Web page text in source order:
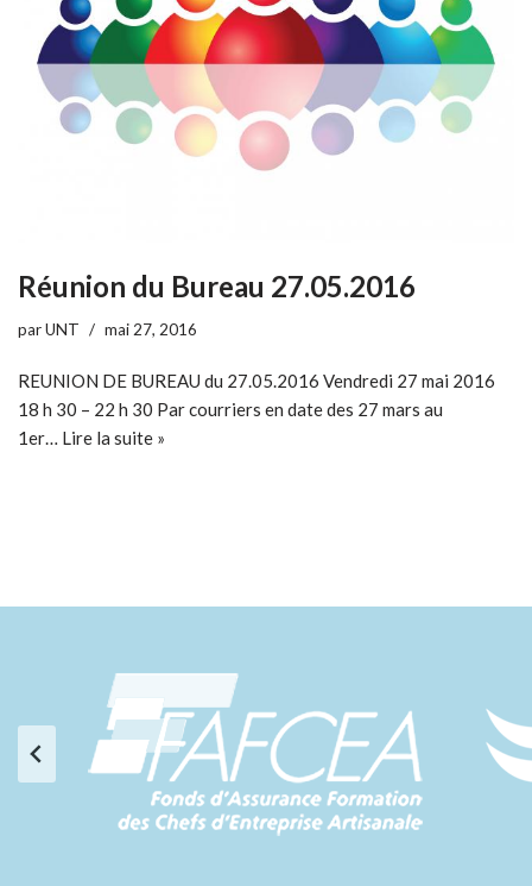
Réunion du Bureau 27.05.2016
parUNT mai 27, 2016
REUNION DE BUREAU du 27.05.2016 Vendredi 27 mai 2016
18 h 30 – 22 h 30 Par courriers en date des 27 mars au
1er… Lire la suite »